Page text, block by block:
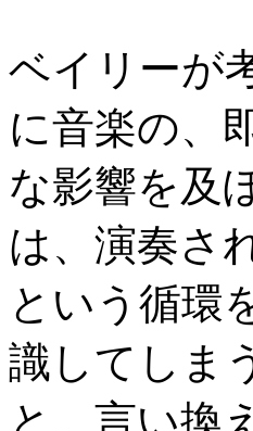
ベイリーが
に音楽の、
な影響を及
は、演奏さ
という循環
識してしま
と、言い換